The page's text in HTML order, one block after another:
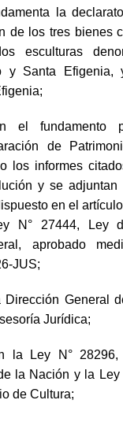
la
de los tres bienes
esculturas
y Santa Efigenia,
el fundamento
de
los informes
y se adjuntan
en el
N° 27444, Ley
aprobado
JUS;
General
Jurídica;
la Ley N°
la Nación y la Ley
de Cultura;